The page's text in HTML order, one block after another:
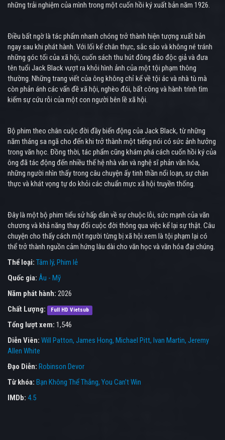
những trải nghiệm của mình trong một cuốn hồi ký xuất bản năm 1926.
Điều bất ngờ là tác phẩm nhanh chóng trở thành hiện tượng xuất bản
ngay sau khi phát hành. Với lối kể chân thực, sắc sảo và không né tránh
những góc tối của xã hội, cuốn sách thu hút đông đảo độc giả và đưa
tên tuổi Jack Black vượt ra khỏi hình ảnh của một tội phạm thông
thường. Những trang viết của ông không chỉ kể về tội ác và nhà tù mà
còn phản ánh các vấn đề xã hội, nghèo đói, bất công và hành trình tìm
kiếm sự cứu rỗi của một con người bên lề xã hội.
Bộ phim theo chân cuộc đời đầy biến động của Jack Black, từ những
năm tháng sa ngã cho đến khi trở thành một tiếng nói có sức ảnh hưởng
trong văn học. Đồng thời, tác phẩm cũng khám phá cách cuốn hồi ký của
ông đã tác động đến nhiều thế hệ nhà văn và nghệ sĩ phản văn hóa,
những người nhìn thấy trong câu chuyện ấy tinh thần nổi loạn, sự chân
thực và khát vọng tự do khỏi các chuẩn mực xã hội truyền thống.
Đây là một bộ phim tiểu sử hấp dẫn về sự chuộc lỗi, sức mạnh của văn
chương và khả năng thay đổi cuộc đời thông qua việc kể lại sự thật. Câu
chuyện cho thấy cách một người từng bị xã hội xem là tội phạm lại có
thể trở thành nguồn cảm hứng lâu dài cho văn học và văn hóa đại chúng.
Thể loại: Tâm lý Phim lẻ
Quốc gia: Âu - Mỹ
Năm phát hành: 2026
Chất Lượng:
Full HD Vietsub
Tổng lượt xem: 1,546
Diễn Viên: Will Patton James Hong Michael Pitt Ivan Martin Jeremy
Allen White
Đạo Diễn: Robinson Devor
Từ khóa: Bạn Không Thể Thắng, You Can't Win
IMDb: 4.5